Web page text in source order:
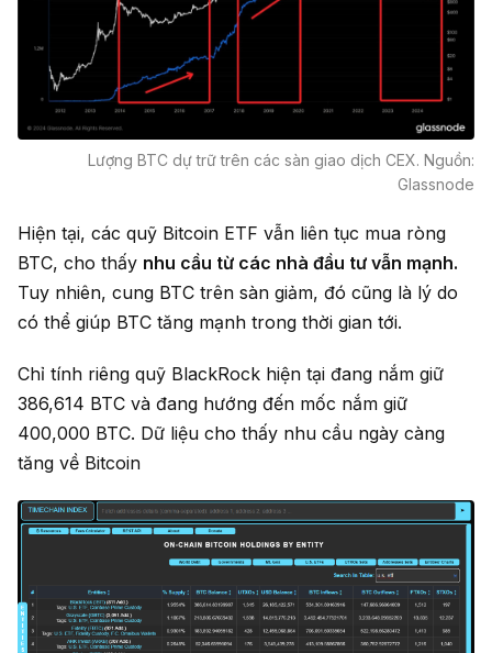
Lượng BTC dự trữ trên các sàn giao dịch CEX. Nguồn:
Glassnode
Hiện tại, các quỹ Bitcoin ETF vẫn liên tục mua ròng
BTC, cho thấy nhu cầu từ các nhà đầu tư vẫn mạnh.
Tuy nhiên, cung BTC trên sàn giảm, đó cũng là lý do
có thể giúp BTC tăng mạnh trong thời gian tới.
Chỉ tính riêng quỹ BlackRock hiện tại đang nắm giữ
386,614 BTC và đang hướng đến mốc nắm giữ
400,000 BTC. Dữ liệu cho thấy nhu cầu ngày càng
tăng về Bitcoin